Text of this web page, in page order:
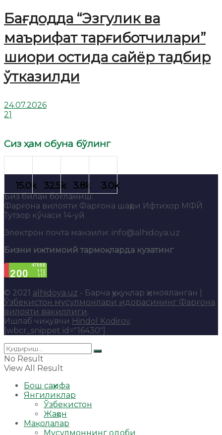
Бағдодда “Эзгулик ва
маърифат тарғиботчилари”
шиори остида сайёр тадбир
ўтказилди
24.07.2026
21
Сиз ҳам обуна бўлинг
Биз билан боғланиш:
Фарғона вилояти Фарғона шаҳри Ифтихор МФЙ
Тутзор кўчаси 14-уй
Электрон почта манзили: info@alhidoya.uz
Бизни ижтимоий тармоқларда кузатинг
© 2021 alhidoya.uz - Барча ҳуқуқлар ҳимояланган |
Ўзбекистон мусулмонлари идорасининг Фарғона
вилояти вакиллиги.
Ишлаб чиқувчи Hindol Kodirov.
[wbcr_snippet id="16430"]
No Result
View All Result
Бош саҳифа
Янгиликлар
Ўзбекистон
Жаҳон
Мақолалар
Мусулмоннинг одоби